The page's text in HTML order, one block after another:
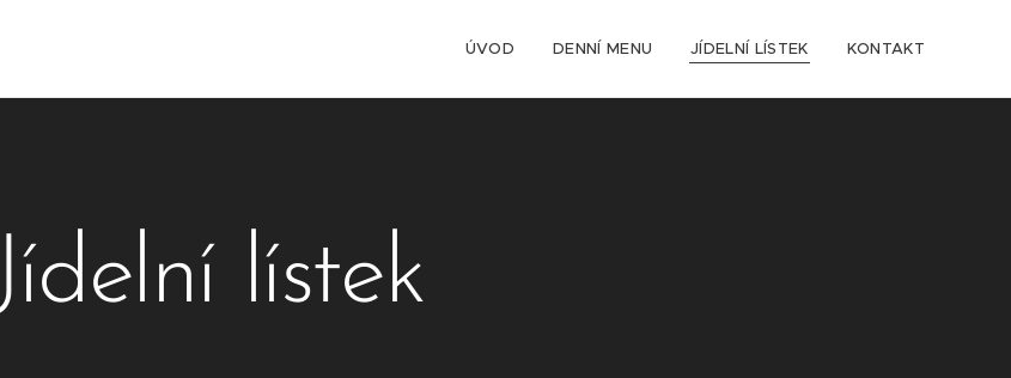
ÚVOD DENNÍ MENU JÍDELNÍ LÍSTEK KONTAKT
Jídelní lístek